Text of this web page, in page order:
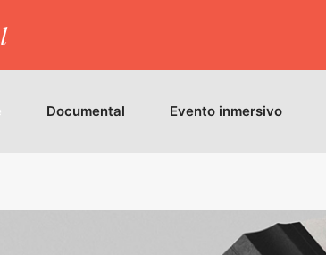
Documental Evento inmersivo